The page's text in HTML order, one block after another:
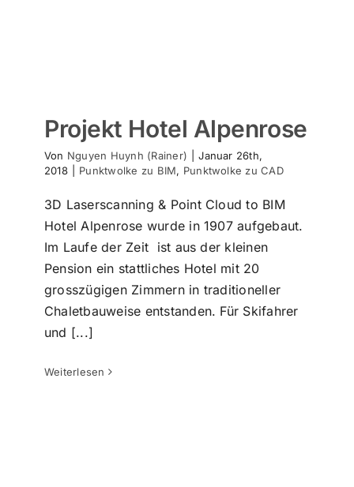
Projekt Hotel Alpenrose
Von Nguyen Huynh (Rainer)
Januar 26th,
2018
Punktwolke zu BIM, Punktwolke zu CAD
3D Laserscanning & Point Cloud to BIM
Hotel Alpenrose wurde in 1907 aufgebaut.
Im Laufe der Zeit ist aus der kleinen
Pension ein stattliches Hotel mit 20
grosszügigen Zimmern in traditioneller
Chaletbauweise entstanden. Für Skifahrer
und [...]
Weiterlesen
Von der Punktwolke zum digitalen